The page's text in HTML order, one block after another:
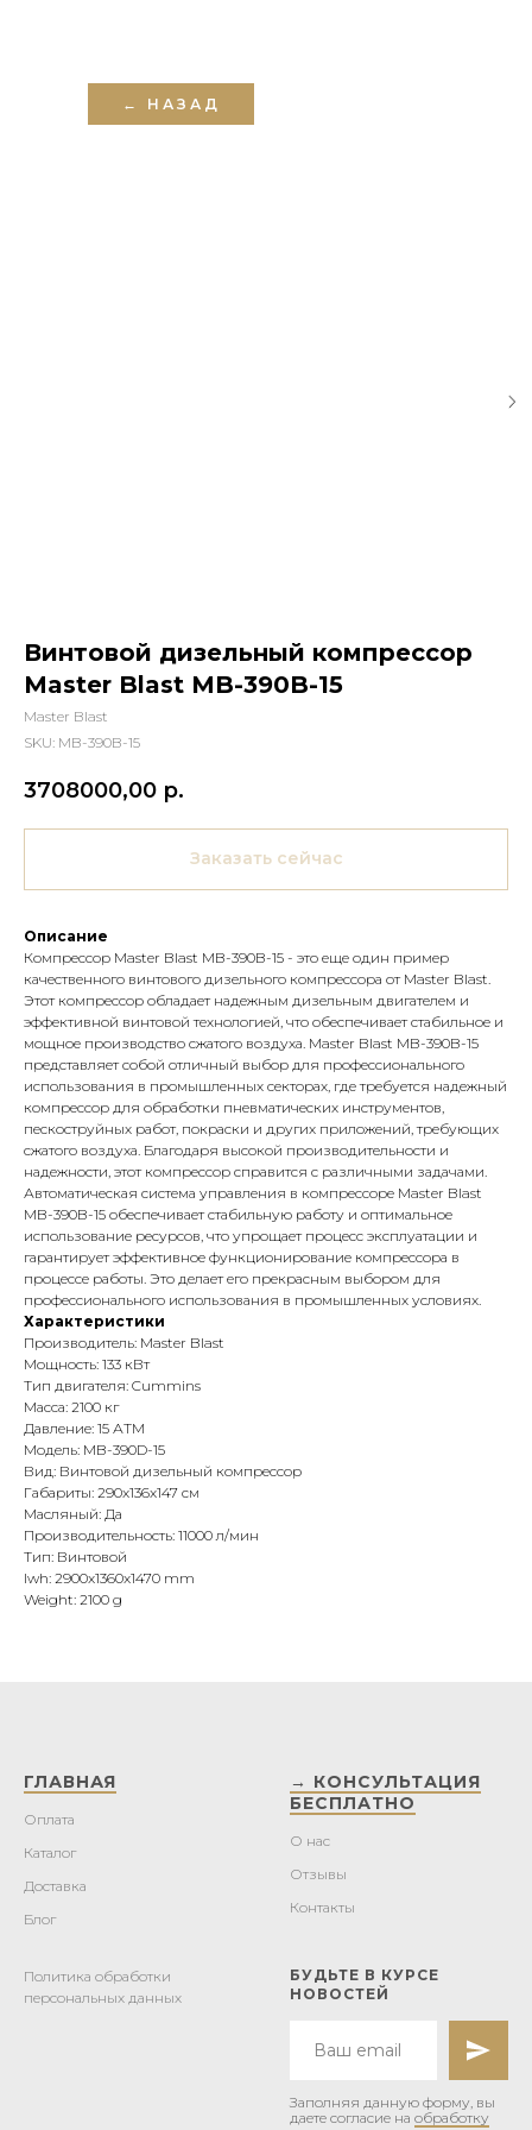
← НАЗАД
Винтовой дизельный компрессор
Master Blast MB-390B-15
Master Blast
SKU: MB-390B-15
3708000,00 р.
Заказать сейчас
Описание
Компрессор Master Blast MB-390B-15 - это еще один пример
качественного винтового дизельного компрессора от Master Blast.
Этот компрессор обладает надежным дизельным двигателем и
эффективной винтовой технологией, что обеспечивает стабильное и
мощное производство сжатого воздуха. Master Blast MB-390B-15
представляет собой отличный выбор для профессионального
использования в промышленных секторах, где требуется надежный
компрессор для обработки пневматических инструментов,
пескоструйных работ, покраски и других приложений, требующих
сжатого воздуха. Благодаря высокой производительности и
надежности, этот компрессор справится с различными задачами.
Автоматическая система управления в компрессоре Master Blast
MB-390B-15 обеспечивает стабильную работу и оптимальное
использование ресурсов, что упрощает процесс эксплуатации и
гарантирует эффективное функционирование компрессора в
процессе работы. Это делает его прекрасным выбором для
профессионального использования в промышленных условиях.
Характеристики
Производитель: Master Blast
Мощность: 133 кВт
Тип двигателя: Cummins
Масса: 2100 кг
Давление: 15 АТМ
Модель: MB-390D-15
Вид: Винтовой дизельный компрессор
Габариты: 290x136x147 см
Масляный: Да
Производительность: 11000 л/мин
Тип: Винтовой
lwh: 2900x1360x1470 mm
Weight: 2100 g
ГЛАВНАЯ
Оплата
Каталог
Доставка
Блог
→ КОНСУЛЬТАЦИЯ
БЕСПЛАТНО
О нас
Отзывы
Контакты
Политика обработки
персональных данных
БУДЬТЕ В КУРСЕ
НОВОСТЕЙ
Заполняя данную форму, вы
даете согласие на обработку